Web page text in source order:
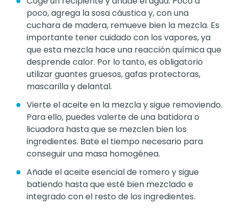
poco, agrega la sosa cáustica y, con una
cuchara de madera, remueve bien la mezcla. Es
importante tener cuidado con los vapores, ya
que esta mezcla hace una reacción química que
desprende calor. Por lo tanto, es obligatorio
utilizar guantes gruesos, gafas protectoras,
mascarilla y delantal.
Vierte el aceite en la mezcla y sigue removiendo.
Para ello, puedes valerte de una batidora o
licuadora hasta que se mezclen bien los
ingredientes. Bate el tiempo necesario para
conseguir una masa homogénea.
Añade el aceite esencial de romero y sigue
batiendo hasta que esté bien mezclado e
integrado con el resto de los ingredientes.